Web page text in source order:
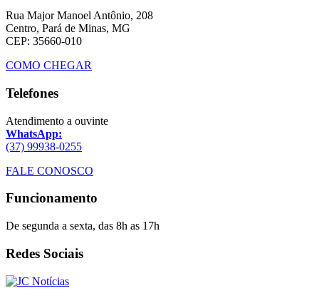
Rua Major Manoel Antônio, 208
Centro, Pará de Minas, MG
CEP: 35660-010
COMO CHEGAR
Telefones
Atendimento a ouvinte
WhatsApp:
(37) 99938-0255
FALE CONOSCO
Funcionamento
De segunda a sexta, das 8h as 17h
Redes Sociais